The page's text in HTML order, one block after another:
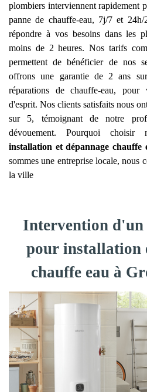
plombiers interviennent rapidement
panne de chauffe-eau, 7j/7 et
répondre à vos besoins dans les
moins de 2 heures. Nos tarifs
permettent de bénéficier de nos
offrons une garantie de 2 ans
réparations de chauffe-eau,
d'esprit. Nos clients satisfaits nous
sur 5, témoignant de notre
dévouement. Pourquoi
installation et dépannage chauffe
sommes une entreprise locale, nous
la ville
Intervention d'un
pour installation
chauffe eau à